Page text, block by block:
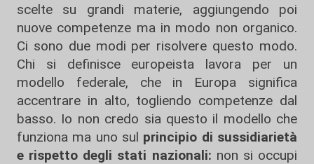
scelte su grandi materie, aggiungendo poi
nuove competenze ma in modo non organico.
Ci sono due modi per risolvere questo modo.
Chi si definisce europeista lavora per un
modello federale, che in Europa significa
accentrare in alto, togliendo competenze dal
basso. Io non credo sia questo il modello che
funziona ma uno sul principio di sussidiarietà
e rispetto degli stati nazionali: non si occupi